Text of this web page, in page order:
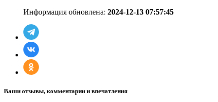
Информация обновлена: 2024-12-13 07:57:45
Ваши отзывы, комментарии и впечатления